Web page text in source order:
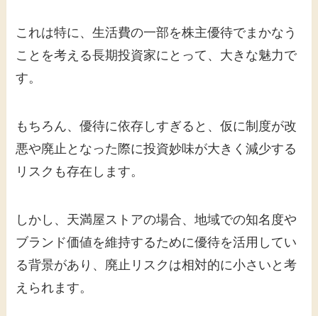
これは特に、生活費の一部を株主優待でまかなう
ことを考える長期投資家にとって、大きな魅力で
す。
もちろん、優待に依存しすぎると、仮に制度が改
悪や廃止となった際に投資妙味が大きく減少する
リスクも存在します。
しかし、天満屋ストアの場合、地域での知名度や
ブランド価値を維持するために優待を活用してい
る背景があり、廃止リスクは相対的に小さいと考
えられます。